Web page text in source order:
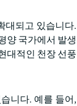
대되고 있습니다.
양 국가에서 발생
대적인 천장 선풍
니다. 예를 들어,